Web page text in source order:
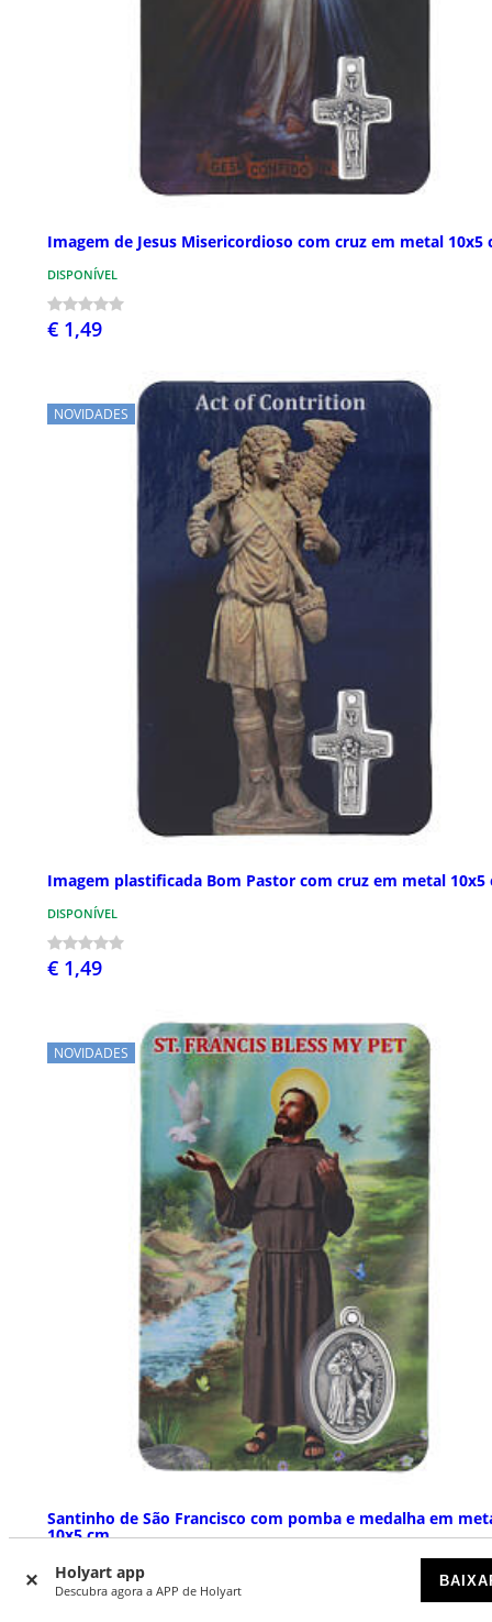
Holyart app
Descubra agora a APP de Holyart
Imagem de Jesus Misericordioso com cruz em metal 10x5
DISPONÍVEL
€ 1,49
NOVIDADES
Imagem plastificada Bom Pastor com cruz em metal 10x5
DISPONÍVEL
€ 1,49
NOVIDADES
Santinho de São Francisco com pomba e medalha em
10x5 cm
DISPONÍVEL